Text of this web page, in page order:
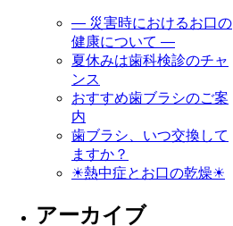
― 災害時におけるお口の
健康について ―
夏休みは歯科検診のチャ
ンス
おすすめ歯ブラシのご案
内
歯ブラシ、いつ交換して
ますか？
☀熱中症とお口の乾燥☀
アーカイブ